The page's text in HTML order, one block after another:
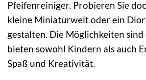
Pfeifenreiniger. Probieren Sie
kleine Miniaturwelt oder ein
gestalten. Die Möglichkeiten sind
bieten sowohl Kindern als auch
Spaß und Kreativität.